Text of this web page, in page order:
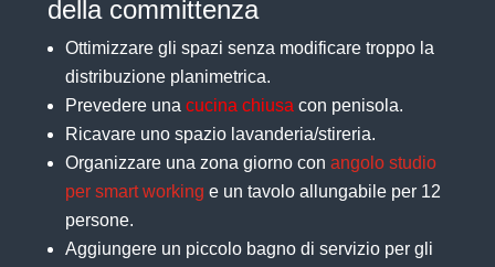
della committenza
Ottimizzare gli spazi senza modificare troppo la
distribuzione planimetrica.
Prevedere una cucina chiusacon penisola.
Ricavare uno spazio lavanderia/stireria.
Organizzare una zona giorno con angolo studio
per smart working e un tavolo allungabile per 12
persone.
Aggiungere un piccolo bagno di servizio per gli